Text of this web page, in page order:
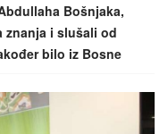
Bošnjaka,
znanja i slušali od
bilo iz Bosne